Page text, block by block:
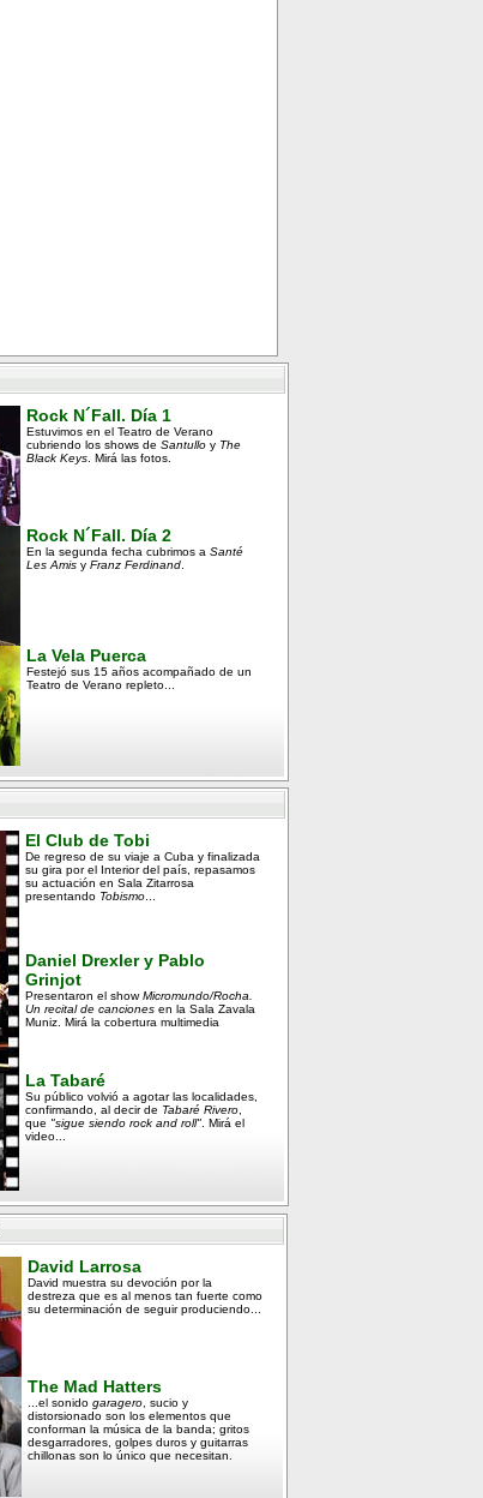
Rock N´Fall. Día 1
Estuvimos en el Teatro de Verano
cubriendo los shows de Santullo y The
Black Keys . Mirá las fotos.
Rock N´Fall. Día 2
En la segunda fecha cubrimos a Santé
Les Amis y Franz Ferdinand
La Vela Puerca
Festejó sus 15 años acompañado de un
Teatro de Verano repleto...
El Club de Tobi
De regreso de su viaje a Cuba y finalizada
su gira por el Interior del país, repasamos
su actuación en Sala Zitarrosa
presentando Tobismo
Daniel Drexler y Pablo
Grinjot
Presentaron el showMicromundo/Rocha.
Un recital de canciones en la Sala Zavala
Muniz. Mirá la cobertura multimedia
La Tabaré
Su público volvió a agotar las localidades,
confirmando, al decir de Tabaré Rivero
que "sigue siendo rock and roll" . Mirá el
video...
David Larrosa
David muestra su devoción por la
destreza que es al menos tan fuerte como
su determinación de seguir produciendo...
The Mad Hatters
...el sonido garagero , sucio y
distorsionado son los elementos que
conforman la música de la banda; gritos
desgarradores, golpes duros y guitarras
chillonas son lo único que necesitan.